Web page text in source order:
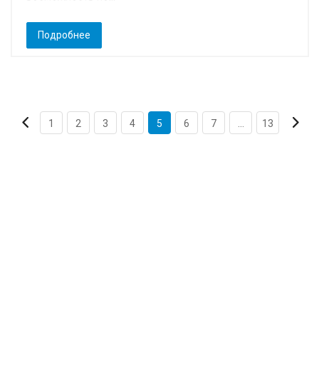
Подробнее
1 2 3 4 5 6 7 13